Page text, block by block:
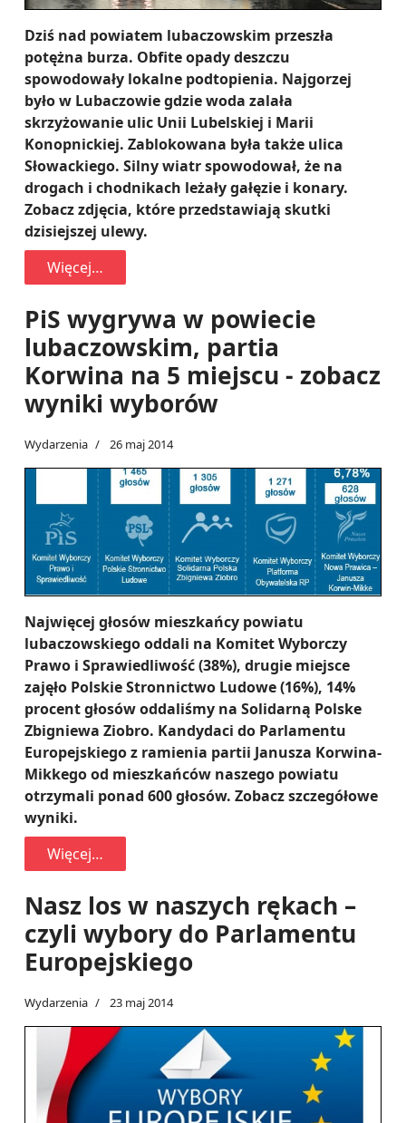
Dziś nad powiatem lubaczowskim przeszła
potężna burza. Obfite opady deszczu
spowodowały lokalne podtopienia. Najgorzej
było w Lubaczowie gdzie woda zalała
skrzyżowanie ulic Unii Lubelskiej i Marii
Konopnickiej. Zablokowana była także ulica
Słowackiego. Silny wiatr spowodował, że na
drogach i chodnikach leżały gałęzie i konary.
Zobacz zdjęcia, które przedstawiają skutki
dzisiejszej ulewy.
Więcej…
PiS wygrywa w powiecie
lubaczowskim, partia
Korwina na 5 miejscu - zobacz
wyniki wyborów
Wydarzenia 26 maj 2014
Najwięcej głosów mieszkańcy powiatu
lubaczowskiego oddali na Komitet Wyborczy
Prawo i Sprawiedliwość (38%), drugie miejsce
zajęło Polskie Stronnictwo Ludowe (16%), 14%
procent głosów oddaliśmy na Solidarną Polske
Zbigniewa Ziobro. Kandydaci do Parlamentu
Europejskiego z ramienia partii Janusza Korwina-
Mikkego od mieszkańców naszego powiatu
otrzymali ponad 600 głosów. Zobacz szczegółowe
wyniki.
Więcej…
Nasz los w naszych rękach –
czyli wybory do Parlamentu
Europejskiego
Wydarzenia 23 maj 2014